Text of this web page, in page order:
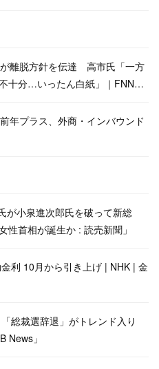
が離脱方針を伝達 高市氏「一方
十分…いったん白紙」｜FNN…
年プラス、外商・インバウンド
が小泉進次郎氏を破って新総
性首相が誕生か : 読売新聞」
利 10月から引き上げ | NHK | 金
「総裁選辞退」がトレンド入り
News」